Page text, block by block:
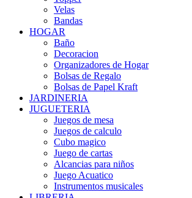
Velas
Bandas
HOGAR
Baño
Decoracion
Organizadores de Hogar
Bolsas de Regalo
Bolsas de Papel Kraft
JARDINERIA
JUGUETERIA
Juegos de mesa
Juegos de calculo
Cubo magico
Juego de cartas
Alcancias para niños
Juego Acuatico
Instrumentos musicales